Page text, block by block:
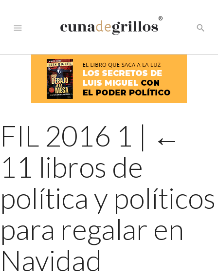
menu
®
search
FIL 2016 1 | ←
11 libros de
política y políticos
para regalar en
Navidad